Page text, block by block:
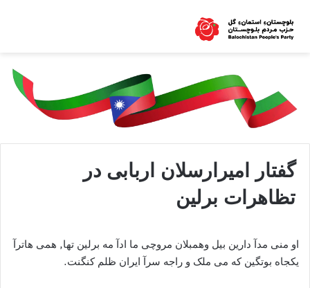
گفتار امیرارسلان اربابی در
تظاهرات برلین
او منی مدآ دارین بیل وهمبلان مروچی ما ادآ مه برلین تها, همی هاترآ
یکجاه بوتگین که می ملک و راجه سرآ ایران ظلم کنگنت.